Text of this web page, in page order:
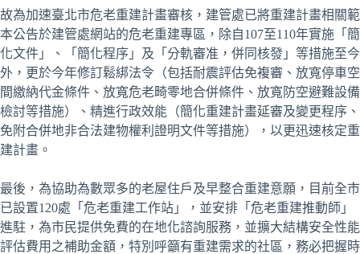
故為加速臺北市危老重建計畫審核，建管處已將重建計畫相關範
本公告於建管處網站的危老重建專區，除自107至110年實施「簡
化文件」、「簡化程序」及「分軌審准，併同核發」等措施至今
外，更於今年修訂鬆綁法令（包括耐震評估免複審、放寬停車空
間繳納代金條件、放寬危老畸零地合併條件、放寬防空避難設備
檢討等措施）、精進行政效能（簡化重建計畫延審及變更程序、
免附合併地非合法建物權利證明文件等措施），以更迅速核定重
建計畫。
最後，為協助為數眾多的老屋住戶及早整合重建意願，目前全市
已設置120處「危老重建工作站」，並安排「危老重建推動師」
進駐，為市民提供免費的在地化諮詢服務，並擴大結構安全性能
評估費用之補助金額，特別呼籲有重建需求的社區，務必把握時